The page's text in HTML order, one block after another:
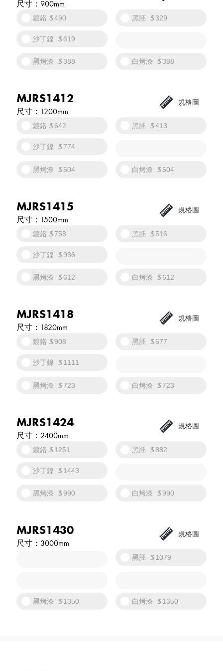
900mm
鍍鉻 490 黑胚 329
沙丁鎳 619
黑烤漆 388 白烤漆 388
MJRS1412
1200mm
鍍鉻 642 黑胚 413
沙丁鎳 774
黑烤漆 504 白烤漆 504
MJRS1415
1500mm
鍍鉻 758 黑胚 516
沙丁鎳 936
黑烤漆 612 白烤漆 612
MJRS1418
1820mm
鍍鉻 908 黑胚 677
沙丁鎳 1111
黑烤漆 723 白烤漆 723
MJRS1424
2400mm
鍍鉻 1251 黑胚 882
沙丁鎳 1443
黑烤漆 990 白烤漆 990
MJRS1430
3000mm
黑胚 1079
黑烤漆 1350 白烤漆 1350